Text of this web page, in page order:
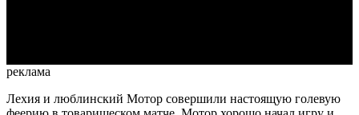
реклама
Лехия и люблинский Мотор совершили настоящую голевую